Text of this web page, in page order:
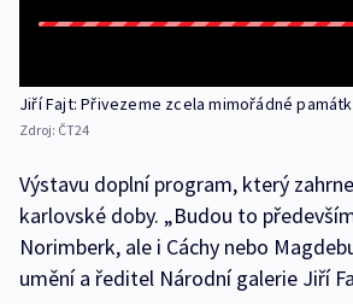
Jiří Fajt: Přivezeme zcela mimořádné
Zdroj: ČT24
Výstavu doplní program, který
karlovské doby. „Budou to
Norimberk, ale i Cáchy nebo
umění a ředitel Národní galerie Jiří